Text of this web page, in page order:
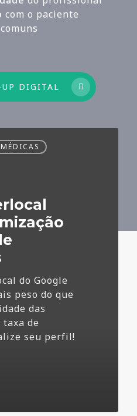
com o paciente
comuns
UP DIGITAL
do Google
peso do que
das
taxa de
seu perfil!